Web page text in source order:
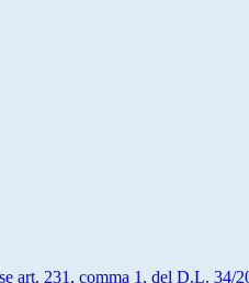
art. 231, comma 1, del D.L. 34/